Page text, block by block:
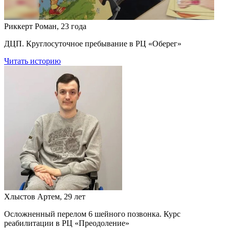
Риккерт Роман, 23 года
ДЦП. Круглосуточное пребывание в РЦ «Оберег»
Читать историю
Хлыстов Артем, 29 лет
Осложненный перелом 6 шейного позвонка. Курс
реабилитации в РЦ «Преодоление»